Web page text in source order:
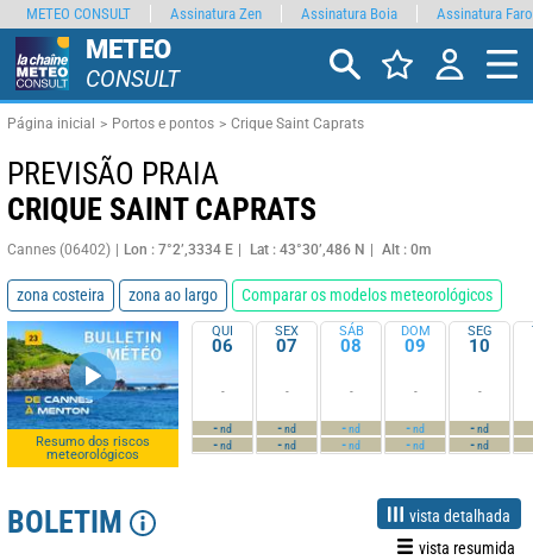
METEO
CONSULT
Página inicial Portos e pontos Crique Saint Caprats
PREVISÃO PRAIA
CRIQUE SAINT CAPRATS
Cannes (06402) Lon : 7°2’,3334 E Lat : 43°30’,486 N Alt : 0m
zona costeira zona ao largo Comparar os modelos meteorológicos
Resumo dos riscos
meteorológicos
QUI
06
-
-nd
-nd
SEX
07
-
-nd
-nd
SÁB
08
-
-nd
-nd
DOM
09
-
-nd
-nd
SEG
10
-
-nd
-nd
BOLETIM
vista detalhada
vista resumida
METEO CONSULT Assinatura Zen Assinatura Boia Assinatura